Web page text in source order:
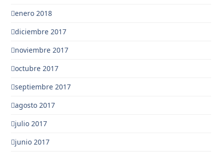
enero 2018
diciembre 2017
noviembre 2017
octubre 2017
septiembre 2017
agosto 2017
julio 2017
junio 2017